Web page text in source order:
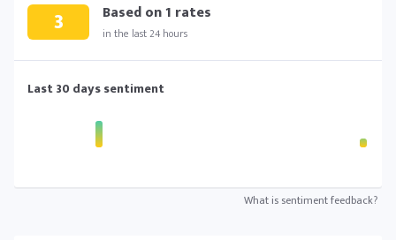
3 Based on1 rates
in the last 24 hours
Last 30 days sentiment
What is sentiment feedback?